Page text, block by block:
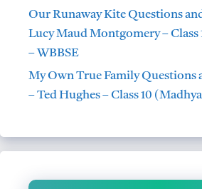
Our Runaway Kite Questions
Lucy Maud Montgomery –
– WBBSE
My Own True Family Questions
– Ted Hughes – Class 10